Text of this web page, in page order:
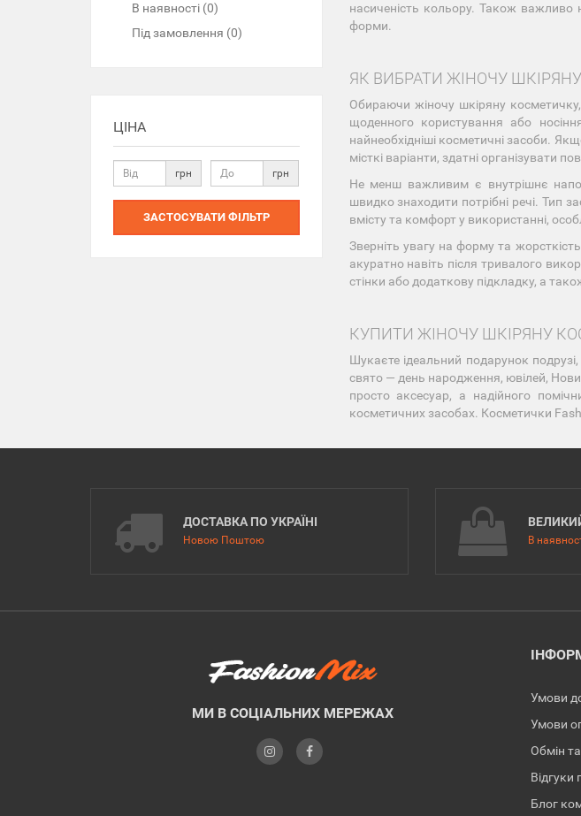
В наявності (0)
Під замовлення (0)
ЦІНА
грн грн
ЗАСТОСУВАТИ ФІЛЬТР
насиченість кольору. Також важливо
форми.
ЯК ВИБРАТИ ЖІНОЧУ
Обираючи жіночу шкіряну
щоденного користування або
найнеобхідніші косметичні засоби.
місткі варіанти, здатні організувати
Не менш важливим є внутрішнє
швидко знаходити потрібні речі. Тип
вмісту та комфорт у використанні,
Зверніть увагу на форму та
акуратно навіть після тривалого
стінки або додаткову підкладку, а
КУПИТИ ЖІНОЧУ ШКІРЯНУ
Шукаєте ідеальний подарунок
свято — день народження, ювілей,
просто аксесуар, а надійного
косметичних засобах. Косметички
ДОСТАВКА ПО УКРАЇНІ
Новою Поштою В
МИ В СОЦІАЛЬНИХ МЕРЕЖАХ
Умови
Умови
Обмін
Відгуки
Блог